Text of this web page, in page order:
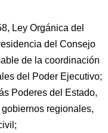
Ley Orgánica del
del Consejo
de la coordinación
del Poder Ejecutivo;
Poderes del Estado,
regionales,